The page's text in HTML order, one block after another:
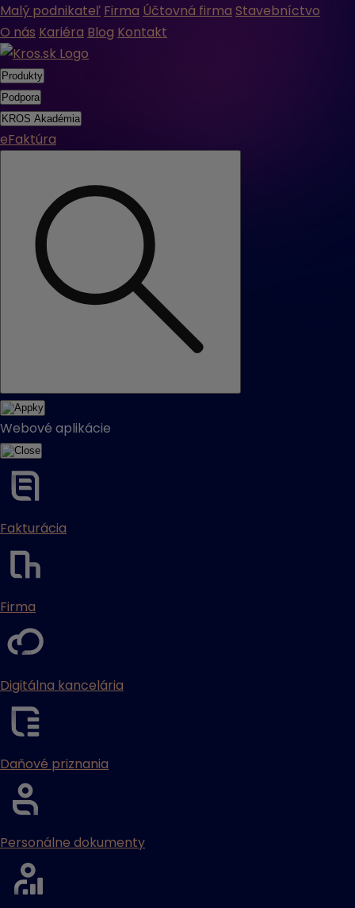
Malý podnikateľ Firma Účtovná firma Stavebníctvo
O nás Kariéra Blog Kontakt
Produkty
Podpora
KROS Akadémia
eFaktúra
Webové aplikácie
Fakturácia
Firma
Digitálna kancelária
Daňové priznania
Personálne dokumenty